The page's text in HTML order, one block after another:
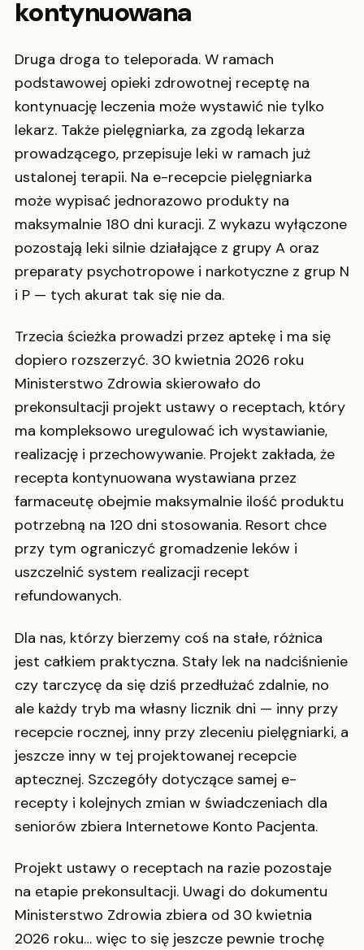
kontynuowana
Druga droga to teleporada. W ramach
podstawowej opieki zdrowotnej receptę na
kontynuację leczenia może wystawić nie tylko
lekarz. Także pielęgniarka, za zgodą lekarza
prowadzącego, przepisuje leki w ramach już
ustalonej terapii. Na e-recepcie pielęgniarka
może wypisać jednorazowo produkty na
maksymalnie 180 dni kuracji. Z wykazu wyłączone
pozostają leki silnie działające z grupy A oraz
preparaty psychotropowe i narkotyczne z grup N
i P — tych akurat tak się nie da.
Trzecia ścieżka prowadzi przez aptekę i ma się
dopiero rozszerzyć. 30 kwietnia 2026 roku
Ministerstwo Zdrowia skierowało do
prekonsultacji projekt ustawy o receptach, który
ma kompleksowo uregulować ich wystawianie,
realizację i przechowywanie. Projekt zakłada, że
recepta kontynuowana wystawiana przez
farmaceutę obejmie maksymalnie ilość produktu
potrzebną na 120 dni stosowania. Resort chce
przy tym ograniczyć gromadzenie leków i
uszczelnić system realizacji recept
refundowanych.
Dla nas, którzy bierzemy coś na stałe, różnica
jest całkiem praktyczna. Stały lek na nadciśnienie
czy tarczycę da się dziś przedłużać zdalnie, no
ale każdy tryb ma własny licznik dni — inny przy
recepcie rocznej, inny przy zleceniu pielęgniarki, a
jeszcze inny w tej projektowanej recepcie
aptecznej. Szczegóły dotyczące samej e-
recepty i kolejnych zmian w świadczeniach dla
seniorów zbiera Internetowe Konto Pacjenta.
Projekt ustawy o receptach na razie pozostaje
na etapie prekonsultacji. Uwagi do dokumentu
Ministerstwo Zdrowia zbiera od 30 kwietnia
2026 roku… więc to się jeszcze pewnie trochę